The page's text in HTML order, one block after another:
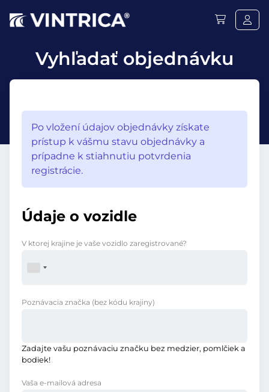
Vyhľadať objednávku
Po vložení údajov objednávky získate
prístup k vášmu stavu objednávky a
prípadne k stiahnutiu potvrdenia
registrácie.
Údaje o vozidle
V ktorej krajine je vaše vozidlo zaregistrované?
Poznávacia značka (bez kódu krajiny)
Zadajte vašu poznávaciu značku bez medzier, pomlčiek a
bodiek!
Vaša e-mailová adresa